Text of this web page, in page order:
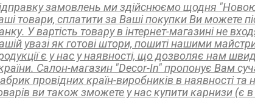
замовлень ми здійснюємо щодня
товари, сплатити за Ваші покупки Ви можете
У вартість товару в інтернет-магазині не
увазі як готові штори, пошиті нашими
є у нас у наявності, що дозволяє нам
Салон-магазин "Decor-In" пропонує Вам
провідних країн-виробників в наявності
ви також зможете у нас купити карнизи (є